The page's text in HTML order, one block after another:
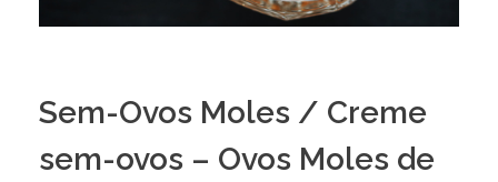
Sem-Ovos Moles / Creme
sem-ovos – Ovos Moles de